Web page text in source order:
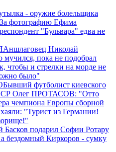
- оружие болельщика
За фотографию Ефима
"Бульвара" едва не
Аншлаговец Николай
пока не подобрал
чтобы и стрелки на морде не
было"
Бывший футболист киевского
Олег ПРОТАСОВ: "Отто
чемпиона Европы сборной
"Турист из Германии!
Басков подарил Софии Ротару
бездомный Киркоров - сумку